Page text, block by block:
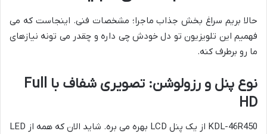
حالا بریم سراغ بخش جذاب ماجرا؛ مشخصات فنی. اینجاست که می
فهمیم این تلویزیون تو دل خودش چی داره و چقدر می تونه نیازهای
ما رو برطرف کنه.
نوع پنل و رزولوشن: تصویری شفاف با Full
HD
KDL-46R450 از یک پنل LCD بهره می بره. شاید الان که همه از LED